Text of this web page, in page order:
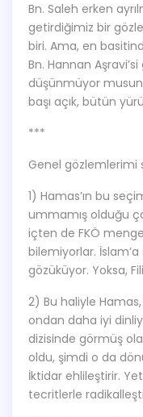
Bn. Saleh erken
getirdiğimiz bir
biri. Ama, en
Bn. Hannan
düşünmüyor
başı açık, bütün
***
Genel gözlemlerimi
1) Hamas’ın bu
ummamış olduğu
içten de FKÖ
bilemiyorlar.
gözüküyor. Yoksa,
2) Bu haliyle Hamas,
ondan daha iyi
dizisinde görmüş
oldu, şimdi o da
İktidar ehlileştirir.
tecritlerle